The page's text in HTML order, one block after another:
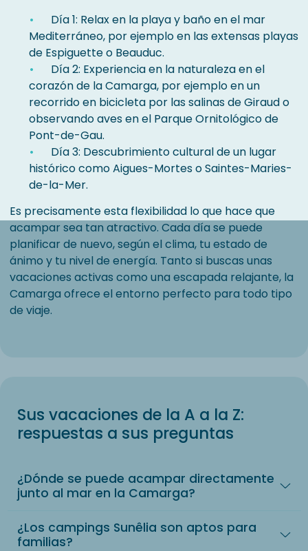
Día 1: Relax en la playa y baño en el mar
Mediterráneo, por ejemplo en las extensas playas
de Espiguette o Beauduc.
Día 2: Experiencia en la naturaleza en el
corazón de la Camarga, por ejemplo en un
recorrido en bicicleta por las salinas de Giraud o
observando aves en el Parque Ornitológico de
Pont-de-Gau.
Día 3: Descubrimiento cultural de un lugar
histórico como Aigues-Mortes o Saintes-Maries-
de-la-Mer.
Es precisamente esta flexibilidad lo que hace que
acampar sea tan atractivo. Cada día se puede
planificar de nuevo, según el clima, tu estado de
ánimo y tu nivel de energía. Tanto si buscas unas
vacaciones activas como una escapada relajante, la
Camarga ofrece el entorno perfecto para todo tipo
de viaje.
Sus vacaciones de la A a la Z:
respuestas a sus preguntas
¿Dónde se puede acampar directamente
junto al mar en la Camarga?
¿Los campings Sunêlia son aptos para
familias?